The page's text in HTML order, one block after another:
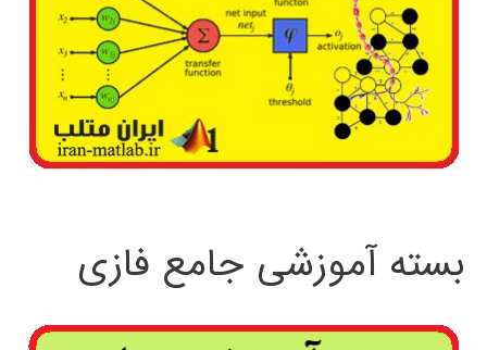
بسته آموزشی جامع فازی